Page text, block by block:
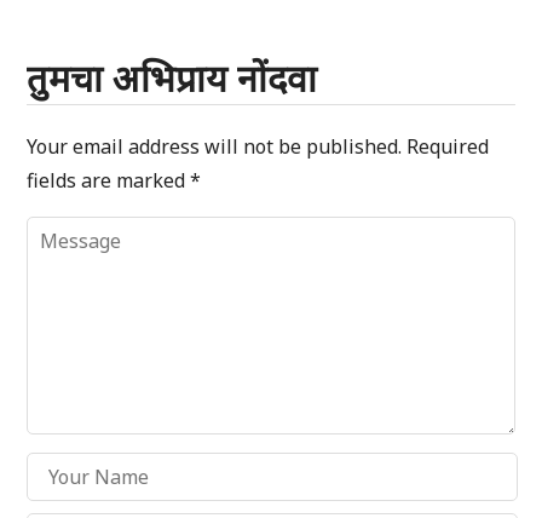
तुमचा अभिप्राय नोंदवा
Your email address will not be published. Required
fields are marked*